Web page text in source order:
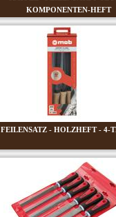
KOMPONENTEN-HEFT
FEILENSATZ - HOLZHEFT - 4-